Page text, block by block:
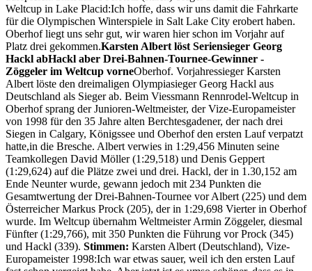
Weltcup in Lake Placid:Ich hoffe, dass wir uns damit die Fahrkarte
für die Olympischen Winterspiele in Salt Lake City erobert haben.
Oberhof liegt uns sehr gut, wir waren hier schon im Vorjahr auf
Platz drei gekommen.Karsten Albert löst Seriensieger Georg
Hackl abHackl aber Drei-Bahnen-Tournee-Gewinner -
Zöggeler im Weltcup vorneOberhof. Vorjahressieger Karsten
Albert löste den dreimaligen Olympiasieger Georg Hackl aus
Deutschland als Sieger ab. Beim Viessmann Rennrodel-Weltcup in
Oberhof sprang der Junioren-Weltmeister, der Vize-Europameister
von 1998 für den 35 Jahre alten Berchtesgadener, der nach drei
Siegen in Calgary, Königssee und Oberhof den ersten Lauf verpatzt
hatte,in die Bresche. Albert verwies in 1:29,456 Minuten seine
Teamkollegen David Möller (1:29,518) und Denis Geppert
(1:29,624) auf die Plätze zwei und drei. Hackl, der in 1.30,152 am
Ende Neunter wurde, gewann jedoch mit 234 Punkten die
Gesamtwertung der Drei-Bahnen-Tournee vor Albert (225) und dem
Österreicher Markus Prock (205), der in 1:29,698 Vierter in Oberhof
wurde. Im Weltcup übernahm Weltmeister Armin Zöggeler, diesmal
Fünfter (1:29,766), mit 350 Punkten die Führung vor Prock (345)
und Hackl (339). Stimmen: Karsten Albert (Deutschland), Vize-
Europameister 1998:Ich war etwas sauer, weil ich den ersten Lauf